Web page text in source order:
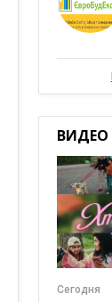
ВИДЕО
Сегодня